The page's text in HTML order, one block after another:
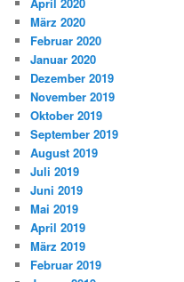
März 2020
Februar 2020
Januar 2020
Dezember 2019
November 2019
Oktober 2019
September 2019
August 2019
Juli 2019
Juni 2019
Mai 2019
April 2019
März 2019
Februar 2019